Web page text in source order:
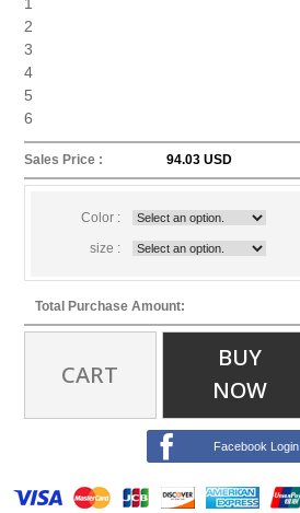
1
2
3
4
5
6
Sales Price : 94.03 USD
Color :
size :
Total Purchase Amount:
CART
BUY
NOW
Facebook Login